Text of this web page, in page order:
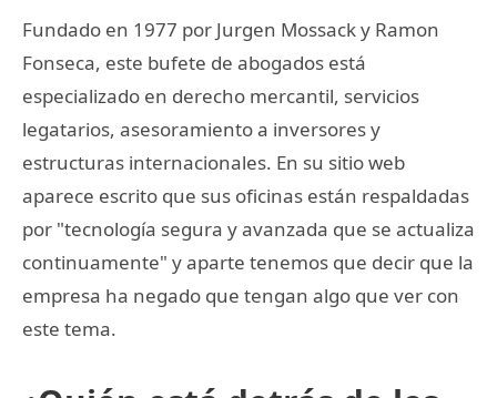
Fundado en 1977 por Jurgen Mossack y Ramon
Fonseca, este bufete de abogados está
especializado en derecho mercantil, servicios
legatarios, asesoramiento a inversores y
estructuras internacionales. En su sitio web
aparece escrito que sus oficinas están respaldadas
por "tecnología segura y avanzada que se actualiza
continuamente" y aparte tenemos que decir que la
empresa ha negado que tengan algo que ver con
este tema.